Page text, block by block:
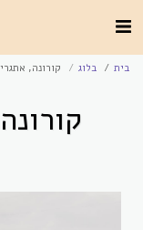
בית בלוג קורונה,